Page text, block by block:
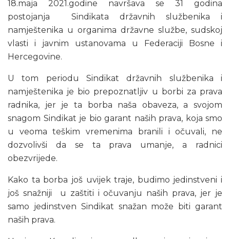
18.maja 2021.godine navršava se 31 godina
postojanja Sindikata državnih službenika i
namještenika u organima državne službe, sudskoj
vlasti i javnim ustanovama u Federaciji Bosne i
Hercegovine.
U tom periodu Sindikat državnih službenika i
namještenika je bio prepoznatljiv u borbi za prava
radnika, jer je ta borba naša obaveza, a svojom
snagom Sindikat je bio garant naših prava, koja smo
u veoma teškim vremenima branili i očuvali, ne
dozvolivši da se ta prava umanje, a radnici
obezvrijede.
Kako ta borba još uvijek traje, budimo jedinstveni i
još snažniji u zaštiti i očuvanju naših prava, jer je
samo jedinstven Sindikat snažan može biti garant
naših prava.